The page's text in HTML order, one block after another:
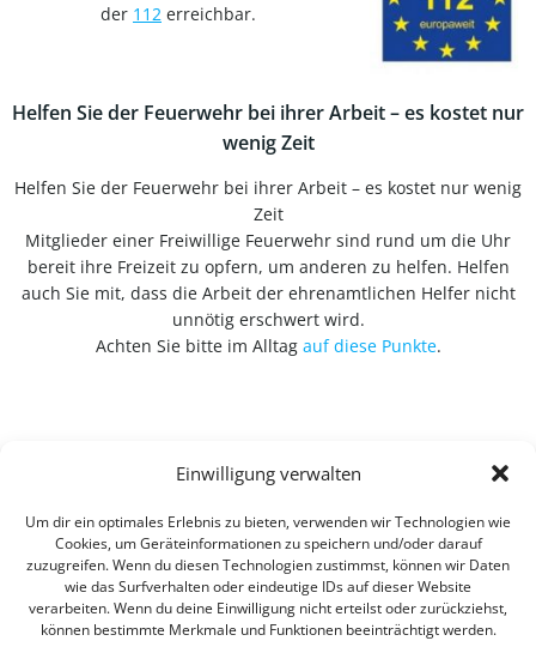
Einwilligung verwalten
Um dir ein optimales Erlebnis zu bieten, verwenden wir Technologien wie
Cookies, um Geräteinformationen zu speichern und/oder darauf
zuzugreifen. Wenn du diesen Technologien zustimmst, können wir Daten
wie das Surfverhalten oder eindeutige IDs auf dieser Website
verarbeiten. Wenn du deine Einwilligung nicht erteilst oder zurückziehst,
können bestimmte Merkmale und Funktionen beeinträchtigt werden.
der 112 erreichbar.
Helfen Sie der Feuerwehr bei ihrer Arbeit – es kostet nur
wenig Zeit
Helfen Sie der Feuerwehr bei ihrer Arbeit – es kostet nur wenig
Zeit
Mitglieder einer Freiwillige Feuerwehr sind rund um die Uhr
bereit ihre Freizeit zu opfern, um anderen zu helfen. Helfen
auch Sie mit, dass die Arbeit der ehrenamtlichen Helfer nicht
unnötig erschwert wird.
Achten Sie bitte im Alltag auf diese Punkte.